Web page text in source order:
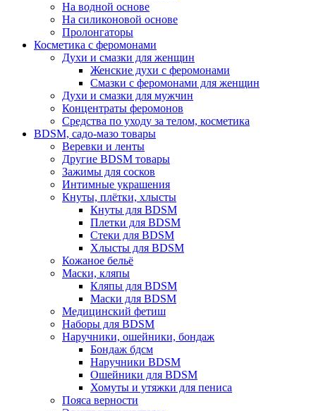
На водной основе
На силиконовой основе
Пролонгаторы
Косметика с феромонами
Духи и смазки для женщин
Женские духи с феромонами
Смазки с феромонами для женщин
Духи и смазки для мужчин
Концентраты феромонов
Средства по уходу за телом, косметика
BDSM, садо-мазо товары
Веревки и ленты
Другие BDSM товары
Зажимы для сосков
Интимные украшения
Кнуты, плётки, хлысты
Кнуты для BDSM
Плетки для BDSM
Стеки для BDSM
Хлысты для BDSM
Кожаное бельё
Маски, кляпы
Кляпы для BDSM
Маски для BDSM
Медицинский фетиш
Наборы для BDSM
Наручники, ошейники, бондаж
Бондаж бдсм
Наручники BDSM
Ошейники для BDSM
Хомуты и утяжки для пениса
Пояса верности